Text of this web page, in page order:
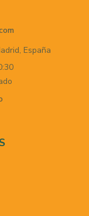
España